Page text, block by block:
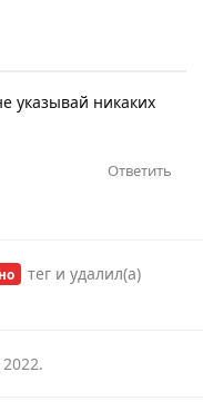
указывай никаких
Ответить
теги удалил(а)
.